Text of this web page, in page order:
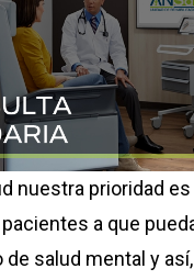
nuestra prioridad es
a que
de salud mental y así,